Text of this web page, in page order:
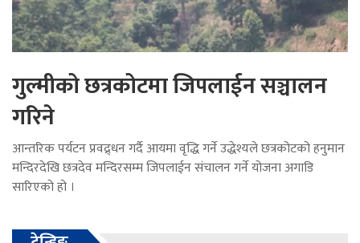
गुल्मीको छत्रकोटमा जिपलाईन सञ्चालन
गरिने
आन्तरिक पर्यटन प्रवद्र्धन गर्दै आयमा वृद्धि गर्ने उद्धेश्यले छत्रकोटको हनुमान
मन्दिरदेखि छत्रदेव मन्दिरसम्म जिपलाईन संचालन गर्ने योजना अगाडि
सारिएको हो ।